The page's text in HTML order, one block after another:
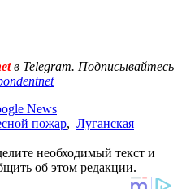
в Telegram. Подписывайтесь
News
пожар, Луганская
необходимый текст и
об этом редакции.